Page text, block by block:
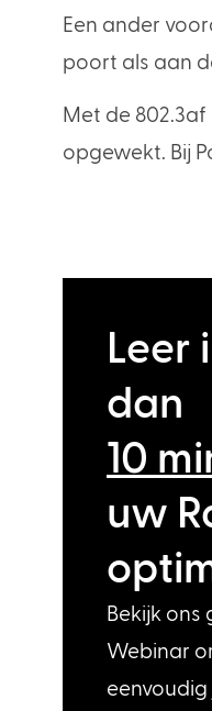
Een ander
poort als aan
Met de
opgewekt. Bij
Leer
dan
10
uw
Bekijk ons
Webinar